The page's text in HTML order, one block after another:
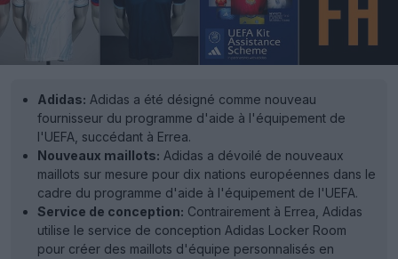
Adidas: Adidas a été désigné comme nouveau
fournisseur du programme d'aide à l'équipement de
l'UEFA, succédant à Errea.
Nouveaux maillots: Adidas a dévoilé de nouveaux
maillots sur mesure pour dix nations européennes dans le
cadre du programme d'aide à l'équipement de l'UEFA.
Service de conception: Contrairement à Errea, Adidas
utilise le service de conception Adidas Locker Room
pour créer des maillots d'équipe personnalisés en